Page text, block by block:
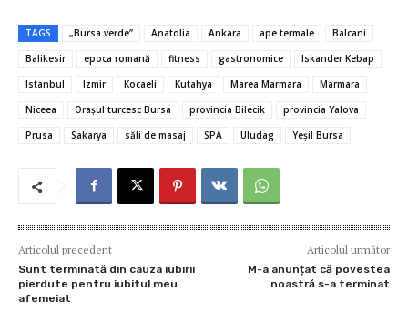
e
b
o
o
k
it
te
r
ai
l
er
es
at
s
A
p
p
se
n
g
er
ta
je
az
ă
TAGS „Bursa verde” Anatolia Ankara ape termale
Balcani
Balikesir
epoca romană fitness gastronomice
Iskander Kebap
Istanbul
Izmir Kocaeli Kutahya Marea Marmara
Marmara
Niceea
Oraşul turcesc Bursa provincia Bilecik
provincia Yalova
Prusa
Sakarya săli de masaj SPA Uludag Yeşil Bursa
Articolul precedent
Sunt terminată din cauza iubirii
pierdute pentru iubitul meu
afemeiat
Articolul următor
M-a anunțat că povestea
noastră s-a terminat